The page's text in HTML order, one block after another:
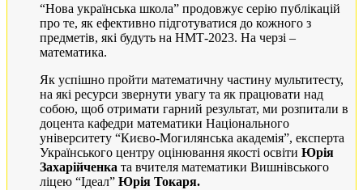
“Нова українська школа” продовжує серію публікацій
про те, як ефективно підготуватися до кожного з
предметів, які будуть на НМТ-2023. На черзі –
математика.
Як успішно пройти математичну частину мультитесту,
на які ресурси звернути увагу та як працювати над
собою, щоб отримати гарний результат, ми розпитали в
доцента кафедри математики Національного
університету “Києво-Могилянська академія”, експерта
Українського центру оцінювання якості освіти Юрія
Захарійченка та вчителя математики Вишнівського
ліцею “Ідеал” Юрія Токаря.